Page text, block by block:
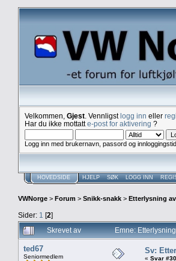
Velkommen, Gjest . Vennligstlogg inn eller
Har du ikke mottatte-post for aktivering ?
Logg inn med brukernavn, passord og innloggingstid
HOVEDSIDE HJELP SØK LOGG INN
VWNorge > Forum > Snikk-snakk > Etterlysning
Sider: 1 [2]
Skrevet av
Emne:
ted67
Seniormedlem
Sv:
« Svar